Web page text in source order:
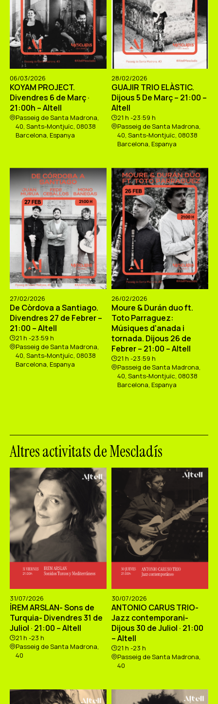
06/03/2026
KOYAM PROJECT.
Divendres 6 de Març ·
21:00h – Altell
Passeig de Santa Madrona,
40, Sants-Montjuïc, 08038
Barcelona, Espanya
28/02/2026
GUAJIR TRIO ELÀSTIC.
Dijous 5 De Març – 21:00 –
Altell
21 h -23:59 h
Passeig de Santa Madrona,
40, Sants-Montjuïc, 08038
Barcelona, Espanya
27/02/2026
De Còrdova a Santiago.
Divendres 27 de Febrer –
21:00 – Altell
21 h -23:59 h
Passeig de Santa Madrona,
40, Sants-Montjuïc, 08038
Barcelona, Espanya
26/02/2026
Moure & Durán duo ft.
Toto Parraguez:
Músiques d'anada i
tornada. Dijous 26 de
Febrer – 21:00 – Altell
21 h -23:59 h
Passeig de Santa Madrona,
40, Sants-Montjuïc, 08038
Barcelona, Espanya
Altres activitats de Mescladís
31/07/2026
İREM ARSLAN- Sons de
Turquia- Divendres 31 de
Juliol · 21:00 – Altell
21 h -23 h
Passeig de Santa Madrona,
40
30/07/2026
ANTONIO CARUS TRIO-
Jazz contemporani-
Dijous 30 de Juliol · 21:00
– Altell
21 h -23 h
Passeig de Santa Madrona,
40